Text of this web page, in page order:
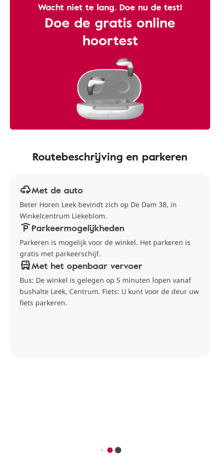
Wacht niet te lang. Doe nu de test!
Doe de gratis online
hoortest
Routebeschrijving en parkeren
Met de auto
Beter Horen Leek bevindt zich op De Dam 38, in
Winkelcentrum Liekeblom.
Parkeermogelijkheden
Parkeren is mogelijk voor de winkel. Het parkeren is
gratis met parkeerschijf.
Met het openbaar vervoer
Bus: De winkel is gelegen op 5 minuten lopen vanaf
bushalte Leek, Centrum. Fiets: U kunt voor de deur uw
fiets parkeren.